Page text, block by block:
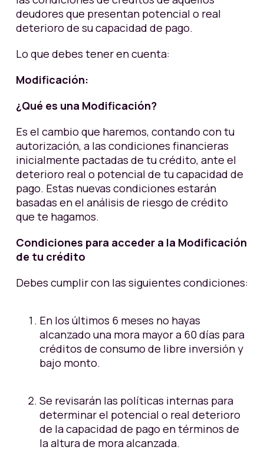
deudores que presentan potencial o real
deterioro de su capacidad de pago.
Lo que debes tener en cuenta:
Modificación:
¿Qué es una Modificación?
Es el cambio que haremos, contando con tu
autorización, a las condiciones financieras
inicialmente pactadas de tu crédito, ante el
deterioro real o potencial de tu capacidad de
pago. Estas nuevas condiciones estarán
basadas en el análisis de riesgo de crédito
que te hagamos.
Condiciones para acceder a la Modificación
de tu crédito
Debes cumplir con las siguientes condiciones:
En los últimos 6 meses no hayas
alcanzado una mora mayor a 60 días para
créditos de consumo de libre inversión y
bajo monto.
Se revisarán las políticas internas para
determinar el potencial o real deterioro
de la capacidad de pago en términos de
la altura de mora alcanzada.